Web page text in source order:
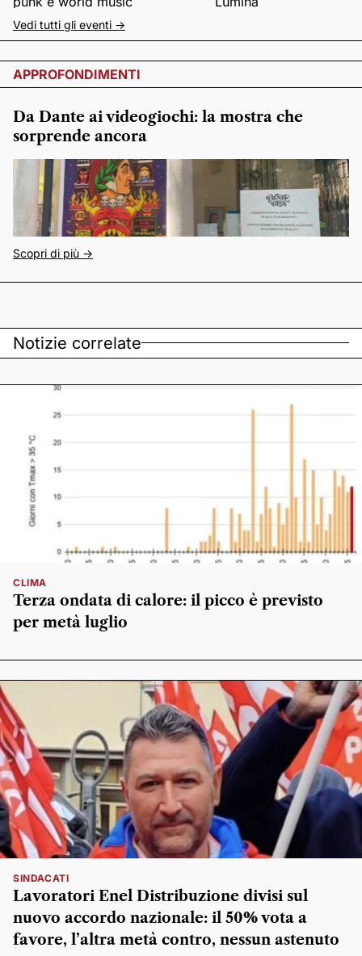
Vedi tutti gli eventi ->
APPROFONDIMENTI
Da Dante ai videogiochi: la mostra che
sorprende ancora
Scopri di più ->
Notizie correlate
CLIMA
Terza ondata di calore: il picco è previsto
per metà luglio
SINDACATI
Lavoratori Enel Distribuzione divisi sul
nuovo accordo nazionale: il 50% vota a
favore, l’altra metà contro, nessun astenuto